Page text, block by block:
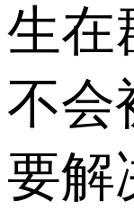
生在
不会
要解